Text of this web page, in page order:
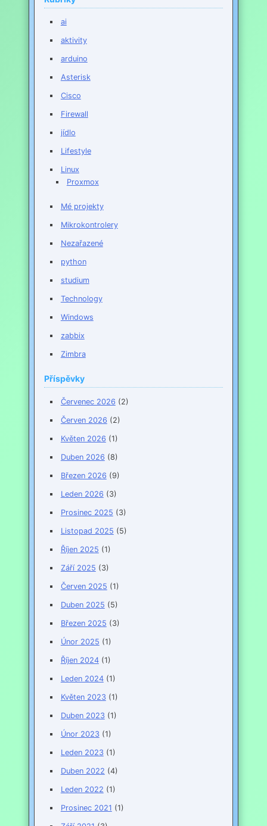
ai
aktivity
arduino
Asterisk
Cisco
Firewall
jídlo
Lifestyle
Linux
Proxmox
Mé projekty
Mikrokontrolery
Nezařazené
python
studium
Technology
Windows
zabbix
Zimbra
Příspěvky
Červenec 2026 (2)
Červen 2026 (2)
Květen 2026 (1)
Duben 2026 (8)
Březen 2026 (9)
Leden 2026 (3)
Prosinec 2025 (3)
Listopad 2025 (5)
Říjen 2025 (1)
Září 2025 (3)
Červen 2025 (1)
Duben 2025 (5)
Březen 2025 (3)
Únor 2025 (1)
Říjen 2024(1)
Leden 2024(1)
Květen 2023(1)
Duben 2023(1)
Únor 2023(1)
Leden 2023(1)
Duben 2022 (4)
Leden 2022 (1)
Prosinec 2021 (1)